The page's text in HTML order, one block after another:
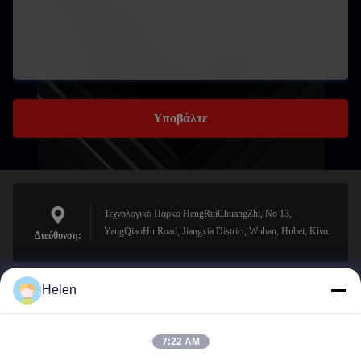
Υποβάλτε
Διεύθυνση:
Τεχνολογικό Πάρκο HengRuiChuangZhi, No 13,
YangQiaoHu Road, Jiangxia District, Wuhan, Hubei, Κίνα.
sales@perfectlaser.net
Helen
7:22 AM